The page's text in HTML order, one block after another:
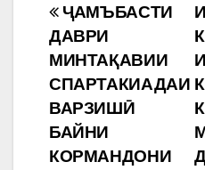
Навигация
по
записям
ҶАМЪБАСТИ
ДАВРИ
МИНТАҚАВИИ
СПАРТАКИАДАИ
ВАРЗИШӢ
БАЙНИ
КОРМАНДОНИ